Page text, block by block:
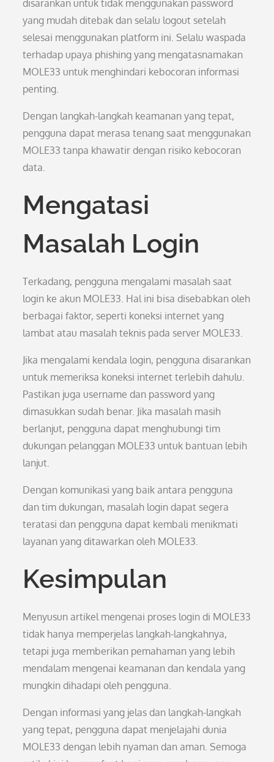
disarankan untuk tidak menggunakan password
yang mudah ditebak dan selalu logout setelah
selesai menggunakan platform ini. Selalu waspada
terhadap upaya phishing yang mengatasnamakan
MOLE33 untuk menghindari kebocoran informasi
penting.
Dengan langkah-langkah keamanan yang tepat,
pengguna dapat merasa tenang saat menggunakan
MOLE33 tanpa khawatir dengan risiko kebocoran
data.
Mengatasi
Masalah Login
Terkadang, pengguna mengalami masalah saat
login ke akun MOLE33. Hal ini bisa disebabkan oleh
berbagai faktor, seperti koneksi internet yang
lambat atau masalah teknis pada server MOLE33.
Jika mengalami kendala login, pengguna disarankan
untuk memeriksa koneksi internet terlebih dahulu.
Pastikan juga username dan password yang
dimasukkan sudah benar. Jika masalah masih
berlanjut, pengguna dapat menghubungi tim
dukungan pelanggan MOLE33 untuk bantuan lebih
lanjut.
Dengan komunikasi yang baik antara pengguna
dan tim dukungan, masalah login dapat segera
teratasi dan pengguna dapat kembali menikmati
layanan yang ditawarkan oleh MOLE33.
Kesimpulan
Menyusun artikel mengenai proses login di MOLE33
tidak hanya memperjelas langkah-langkahnya,
tetapi juga memberikan pemahaman yang lebih
mendalam mengenai keamanan dan kendala yang
mungkin dihadapi oleh pengguna.
Dengan informasi yang jelas dan langkah-langkah
yang tepat, pengguna dapat menjelajahi dunia
MOLE33 dengan lebih nyaman dan aman. Semoga